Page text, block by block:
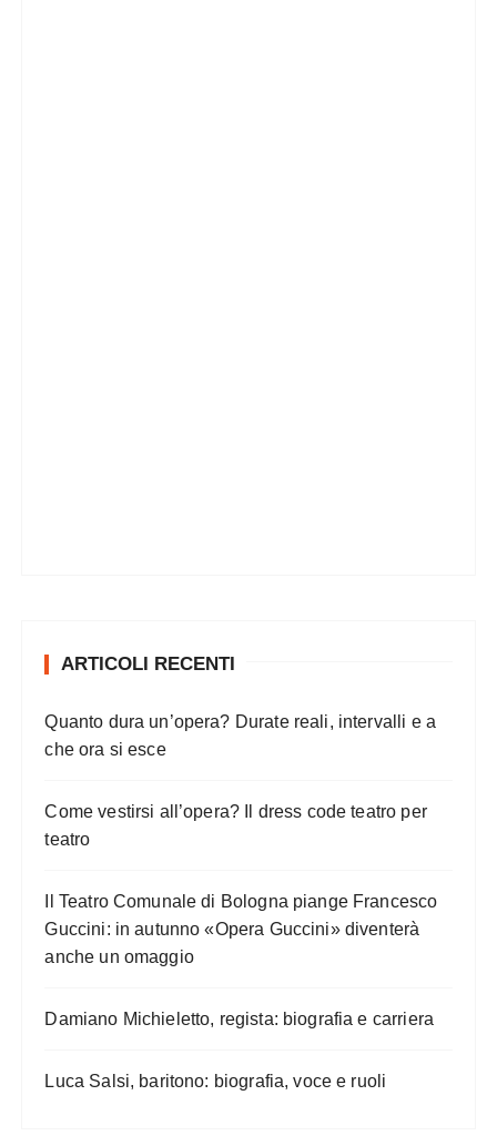
ARTICOLI RECENTI
Quanto dura un’opera? Durate reali, intervalli e a
che ora si esce
Come vestirsi all’opera? Il dress code teatro per
teatro
Il Teatro Comunale di Bologna piange Francesco
Guccini: in autunno «Opera Guccini» diventerà
anche un omaggio
Damiano Michieletto, regista: biografia e carriera
Luca Salsi, baritono: biografia, voce e ruoli